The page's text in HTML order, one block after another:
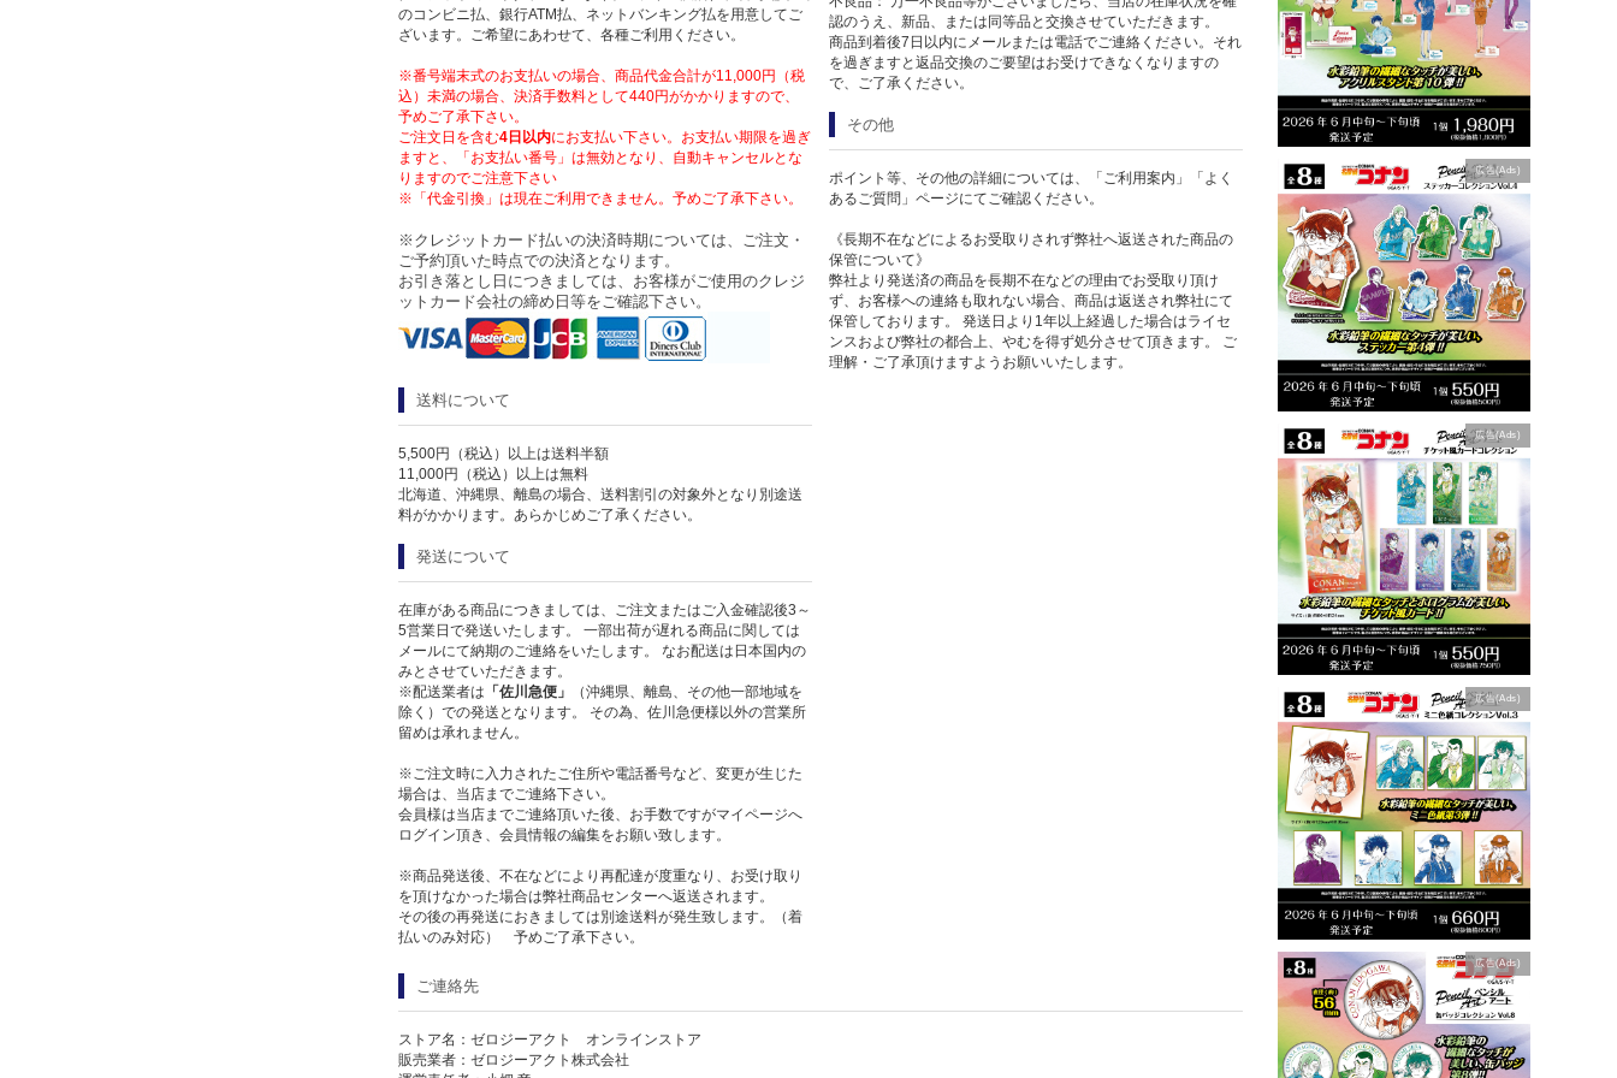
広告(Ads)
広告(Ads)
広告(Ads)
広告(Ads)
のコンビニ払、銀行ATM払、ネットバンキング払を用意してご
ざいます。ご希望にあわせて、各種ご利用ください。
※番号端末式のお支払いの場合、商品代金合計が11,000円（税
込）未満の場合、決済手数料として440円がかかりますので、
予めご了承下さい。
ご注文日を含む4日以内にお支払い下さい。お支払い期限を過ぎ
ますと、「お支払い番号」は無効となり、自動キャンセルとな
りますのでご注意下さい
※「代金引換」は現在ご利用できません。予めご了承下さい。
※クレジットカード払いの決済時期については、ご注文・
ご予約頂いた時点での決済となります。
お引き落とし日につきましては、お客様がご使用のクレジ
ットカード会社の締め日等をご確認下さい。
送料について
5,500円（税込）以上は送料半額
11,000円（税込）以上は無料
北海道、沖縄県、離島の場合、送料割引の対象外となり別途送
料がかかります。あらかじめご了承ください。
発送について
在庫がある商品につきましては、ご注文またはご入金確認後3～
5営業日で発送いたします。 一部出荷が遅れる商品に関しては
メールにて納期のご連絡をいたします。 なお配送は日本国内の
みとさせていただきます。
※配送業者は 「佐川急便」
（沖縄県、離島、その他一部地域を
除く）での発送となります。 その為、佐川急便様以外の営業所
留めは承れません。
※ご注文時に入力されたご住所や電話番号など、変更が生じた
場合は、当店までご連絡下さい。
会員様は当店までご連絡頂いた後、お手数ですがマイページへ
ログイン頂き、会員情報の編集をお願い致します。
※商品発送後、不在などにより再配達が度重なり、お受け取り
を頂けなかった場合は弊社商品センターへ返送されます。
その後の再発送におきましては別途送料が発生致します。（着
払いのみ対応） 予めご了承下さい。
認のうえ、新品、または同等品と交換させていただきます。
商品到着後7日以内にメールまたは電話でご連絡ください。それ
を過ぎますと返品交換のご要望はお受けできなくなりますの
で、ご了承ください。
その他
ポイント等、その他の詳細については、「ご利用案内」「よく
あるご質問」ページにてご確認ください。
《長期不在などによるお受取りされず弊社へ返送された商品の
保管について》
弊社より発送済の商品を長期不在などの理由でお受取り頂け
ず、お客様への連絡も取れない場合、商品は返送され弊社にて
保管しております。 発送日より1年以上経過した場合はライセ
ンスおよび弊社の都合上、やむを得ず処分させて頂きます。 ご
理解・ご了承頂けますようお願いいたします。
ご連絡先
ストア名：ゼロジーアクト オンラインストア
販売業者：ゼロジーアクト株式会社